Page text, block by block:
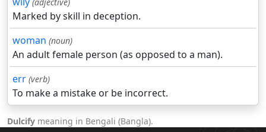
(adjective)
Marked by skill in deception.
woman (noun)
An adult female person (as opposed to a man).
err (verb)
To make a mistake or be incorrect.
Dulcify meaning in Bengali (Bangla).